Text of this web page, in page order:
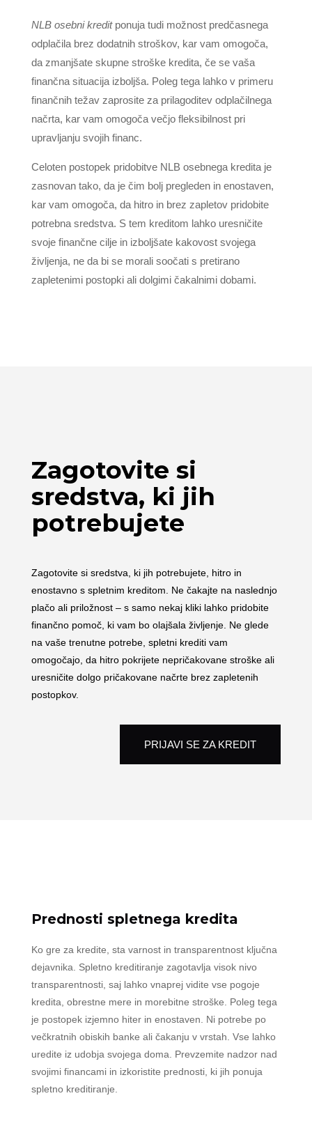
NLB osebni kreditponuja tudi možnost predčasnega
odplačila brez dodatnih stroškov, kar vam omogoča,
da zmanjšate skupne stroške kredita, če se vaša
finančna situacija izboljša. Poleg tega lahko v primeru
finančnih težav zaprosite za prilagoditev odplačilnega
načrta, kar vam omogoča večjo fleksibilnost pri
upravljanju svojih financ.
Celoten postopek pridobitve NLB osebnega kredita je
zasnovan tako, da je čim bolj pregleden in enostaven,
kar vam omogoča, da hitro in brez zapletov pridobite
potrebna sredstva. S tem kreditom lahko uresničite
svoje finančne cilje in izboljšate kakovost svojega
življenja, ne da bi se morali soočati s pretirano
zapletenimi postopki ali dolgimi čakalnimi dobami.
Zagotovite si
sredstva, ki jih
potrebujete
Zagotovite si sredstva, ki jih potrebujete, hitro in
enostavno s spletnim kreditom. Ne čakajte na naslednjo
plačo ali priložnost – s samo nekaj kliki lahko pridobite
finančno pomoč, ki vam bo olajšala življenje. Ne glede
na vaše trenutne potrebe, spletni krediti vam
omogočajo, da hitro pokrijete nepričakovane stroške ali
uresničite dolgo pričakovane načrte brez zapletenih
postopkov.
PRIJAVI SE ZA KREDIT
Prednosti spletnega kredita
Ko gre za kredite, sta varnost in transparentnost ključna
dejavnika. Spletno kreditiranje zagotavlja visok nivo
transparentnosti, saj lahko vnaprej vidite vse pogoje
kredita, obrestne mere in morebitne stroške. Poleg tega
je postopek izjemno hiter in enostaven. Ni potrebe po
večkratnih obiskih banke ali čakanju v vrstah. Vse lahko
uredite iz udobja svojega doma. Prevzemite nadzor nad
svojimi financami in izkoristite prednosti, ki jih ponuja
spletno kreditiranje.